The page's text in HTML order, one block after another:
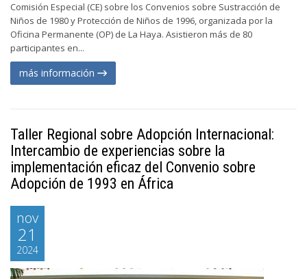
Comisión Especial (CE) sobre los Convenios sobre Sustracción de
Niños de 1980 y Protección de Niños de 1996, organizada por la
Oficina Permanente (OP) de La Haya. Asistieron más de 80
participantes en...
más información
Taller Regional sobre Adopción Internacional:
Intercambio de experiencias sobre la
implementación eficaz del Convenio sobre
Adopción de 1993 en África
nov
21
2024